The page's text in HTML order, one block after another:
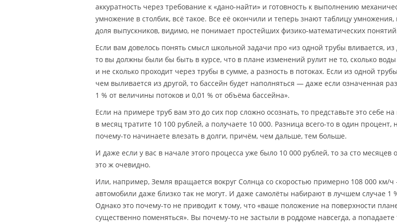
аккуратность через требование к «дано-найти» и готовность к выполнению
умножение в столбик, всё такое. Все её окончили и теперь знают таблицу
доля выпускников, видимо, не понимает простейших физико-математических
Если вам довелось понять смысл школьной задачи про «из одной трубы вливается, из
то вы должны были бы быть в курсе, что в плане изменений рулит не то, сколько воды
и не сколько проходит через трубы в сумме, а разность в потоках. Если из одной
чем выливается из другой, то бассейн будет наполняться — даже если означенная
1 % от величины потоков и 0,01 % от объёма бассейна».
Если на примере труб вам это до сих пор сложно осознать, то представьте это себе
в месяц тратите 10 100 рублей, а получаете 10 000. Разница всего-то в один процент,
почему-то начинаете влезать в долги, причём, чем дальше, тем больше.
И даже если у вас в начале этого процесса уже было 10 000 рублей, то за сто
это ж очевидно.
Или, например, Земля вращается вокруг Солнца со скоростью примерно 108 000 км/
автомобили даже близко так не могут. И даже самолёты набирают в лучшем случае 1
Однако это почему-то не приводит к тому, что «ваше положение на поверхности
существенно поменяться». Вы почему-то не застыли в роддоме навсегда, а попадаете